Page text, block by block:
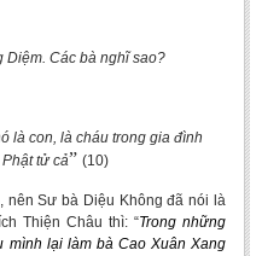
Các bà nghĩ sao?
là con, là cháu trong gia đình
tử cả” (10)
Sư bà Diệu Không đã nói là
Thiện Châu thì: “Trong những
mình lại làm bà Cao Xuân Xang